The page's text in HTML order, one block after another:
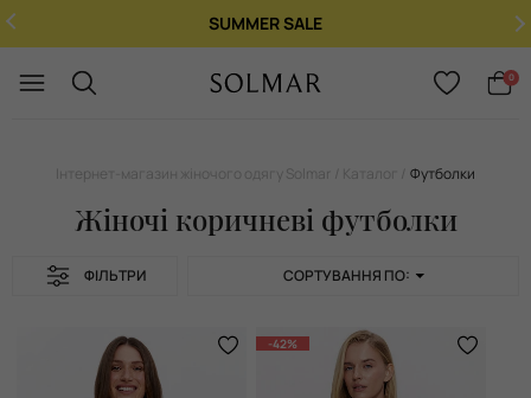
SUMMER SALE
0
Інтернет-магазин жіночого одягу Solmar Каталог Футболки
Жіночі коричневі футболки
ФІЛЬТРИ СОРТУВАННЯ ПО:
-42%